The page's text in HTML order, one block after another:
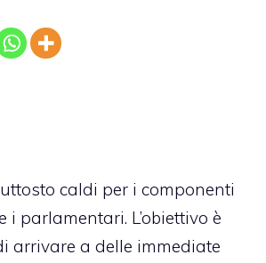
caldi per i componenti
i parlamentari. L’obiettivo è
arrivare a delle immediate